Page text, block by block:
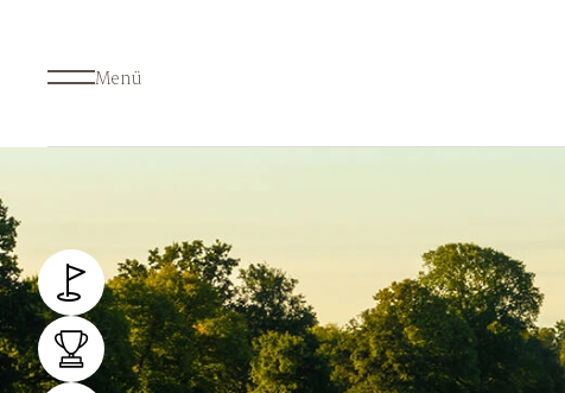
Menü
Arrangements
Golf Resort